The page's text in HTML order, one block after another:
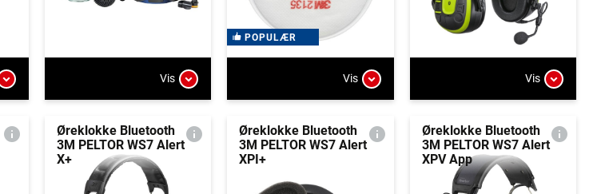
Vis
POPULÆR
Vis Vis
Øreklokke Bluetooth
3M PELTOR WS7 Alert
X+
Øreklokke Bluetooth
3M PELTOR WS7 Alert
XPI+
Øreklokke Bluetooth
3M PELTOR WS7 Alert
XPV App